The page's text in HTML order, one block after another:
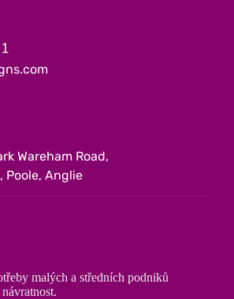
Wareham Road,
Poole, Anglie
malých a středních podniků